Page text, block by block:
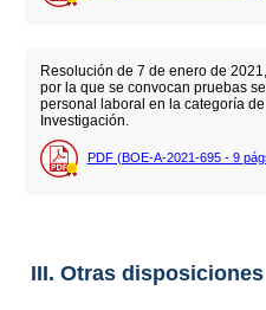
Resolución de 7 de enero de
por la que se convocan pruebas
personal laboral en la categoría
Investigación.
PDF (BOE-A-2021-695 - 9
III. Otras disposiciones